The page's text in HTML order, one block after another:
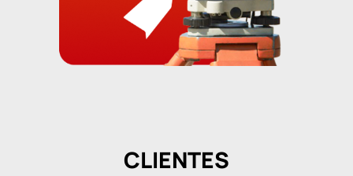
CLIENTES